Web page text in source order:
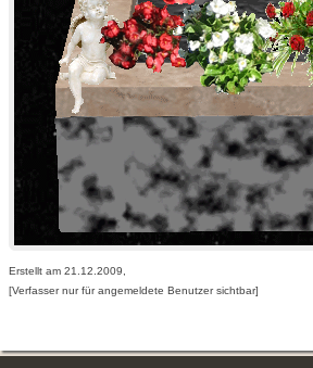
Erstellt am 21.12.2009,
[Verfasser nur für angemeldete Benutzer sichtbar]